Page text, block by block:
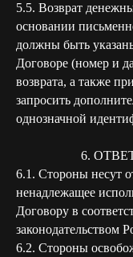
5.5. Возврат
основании
должны быть
Договоре (номер и
возврата, а также
запросить
однозначной
6.
6.1. Стороны несут
ненадлежащее
Договору в
законодательством
6.2. Стороны